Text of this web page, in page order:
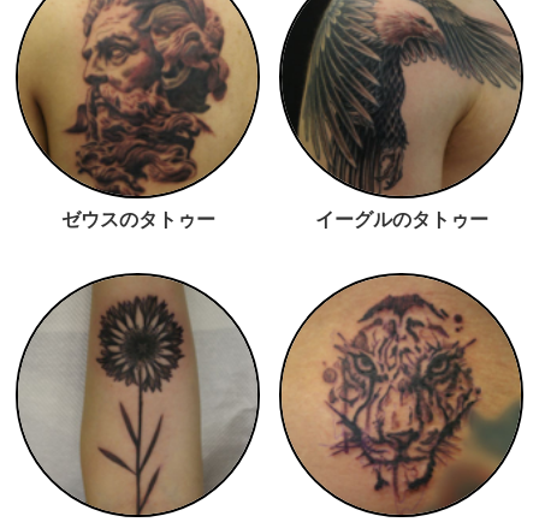
ゼウスのタトゥー イーグルのタトゥー